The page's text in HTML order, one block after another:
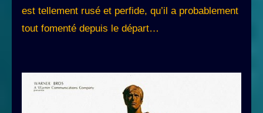
est tellement rusé et perfide, qu’il a probablement
tout fomenté depuis le départ…